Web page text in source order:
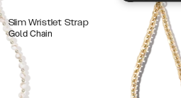
Slim Wristlet Strap
Gold Chain